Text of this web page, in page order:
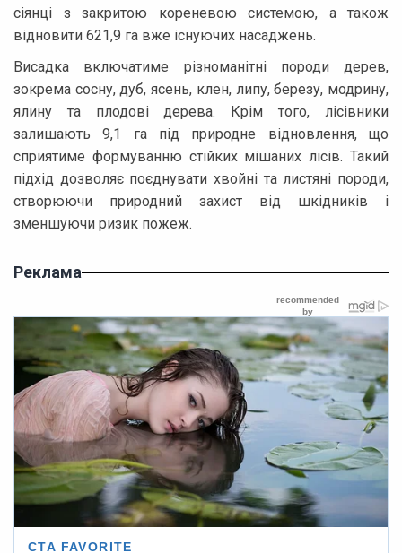
сіянці з закритою кореневою системою, а також
відновити 621,9 га вже існуючих насаджень.
Висадка включатиме різноманітні породи дерев,
зокрема сосну, дуб, ясень, клен, липу, березу, модрину,
ялину та плодові дерева. Крім того, лісівники
залишають 9,1 га під природне відновлення, що
сприятиме формуванню стійких мішаних лісів. Такий
підхід дозволяє поєднувати хвойні та листяні породи,
створюючи природний захист від шкідників і
зменшуючи ризик пожеж.
Реклама